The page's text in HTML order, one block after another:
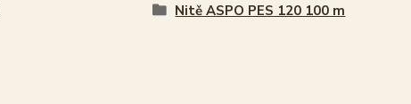
Nitě ASPO PES 120 100 m